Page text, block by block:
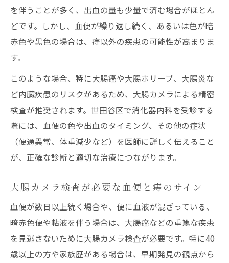
を伴うことが多く、出血の量も少量で済む場合がほとん
どです。しかし、血便が繰り返し続く、あるいは色が暗
赤色や黒色の場合は、痔以外の疾患の可能性が高まりま
す。
このような場合、特に大腸癌や大腸ポリープ、大腸炎な
ど内臓疾患のリスクがあるため、大腸カメラによる精密
検査が推奨されます。世田谷区で消化器内科を受診する
際には、血便の色や出血のタイミング、その他の症状
（便通異常、体重減少など）を医師に詳しく伝えること
が、正確な診断と適切な治療につながります。
大腸カメラ検査が必要な血便と痔のサイン
血便が数日以上続く場合や、便に血液が混ざっている、
暗赤色便や粘液を伴う場合は、大腸癌などの重篤な疾患
を見逃さないために大腸カメラ検査が必要です。特に40
歳以上の方や家族歴がある場合は、早期発見の観点から